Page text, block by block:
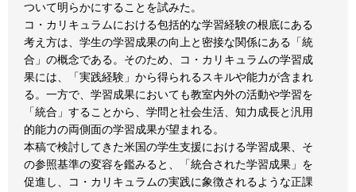
ついて明らかにすることを試みた。
コ・カリキュラムにおける包括的な学習経験の根底にある
考え方は、学生の学習成果の向上と密接な関係にある「統
合」の概念である。そのため、コ・カリキュラムの学習成
果には、「実践経験」から得られるスキルや能力が含まれ
る。一方で、学習成果においても教室内外の活動や学習を
「統合」することから、学問と社会生活、知力成長と汎用
的能力の両側面の学習成果が望まれる。
本稿で検討してきた米国の学生支援における学習成果、そ
の参照基準の変容を鑑みると、「統合された学習成果」を
促進し、コ・カリキュラムの実践に象徴されるような正課